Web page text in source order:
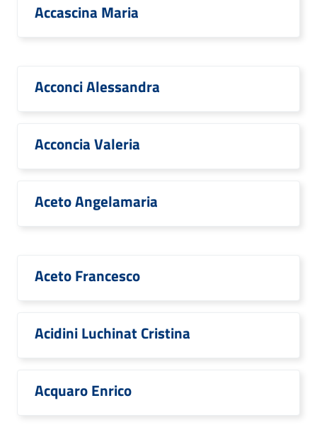
Accascina Maria
Acconci Alessandra
Acconcia Valeria
Aceto Angelamaria
Aceto Francesco
Acidini Luchinat Cristina
Acquaro Enrico